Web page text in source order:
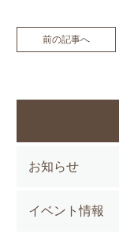
前の記事へ
お知らせ
イベント情報